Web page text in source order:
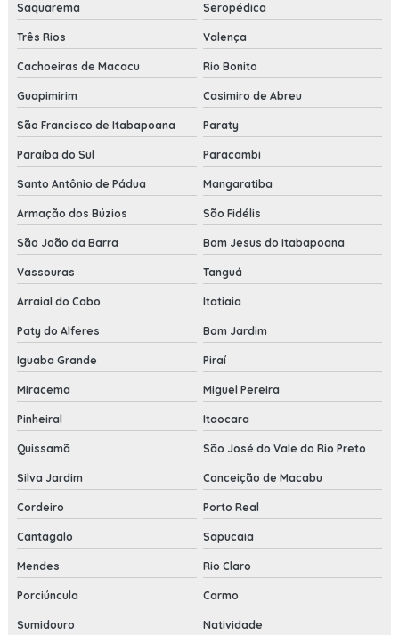
Saquarema Seropédica
Três Rios Valença
Cachoeiras de Macacu Rio Bonito
Guapimirim Casimiro de Abreu
São Francisco de Itabapoana Paraty
Paraíba do Sul Paracambi
Santo Antônio de Pádua Mangaratiba
Armação dos Búzios São Fidélis
São João da Barra Bom Jesus do Itabapoana
Vassouras Tanguá
Arraial do Cabo Itatiaia
Paty do Alferes Bom Jardim
Iguaba Grande Piraí
Miracema Miguel Pereira
Pinheiral Itaocara
Quissamã São José do Vale do Rio Preto
Silva Jardim Conceição de Macabu
Cordeiro Porto Real
Cantagalo Sapucaia
Mendes Rio Claro
Porciúncula Carmo
Sumidouro Natividade